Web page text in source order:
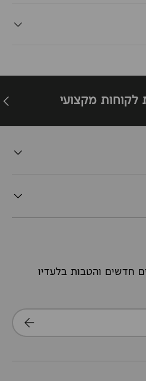
לקוחות מקצועי
חדשים והטבות בלעדיו
הרשמה